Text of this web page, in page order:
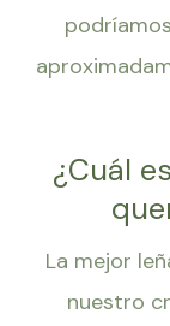
¿Cuál
La mejor
nuestro